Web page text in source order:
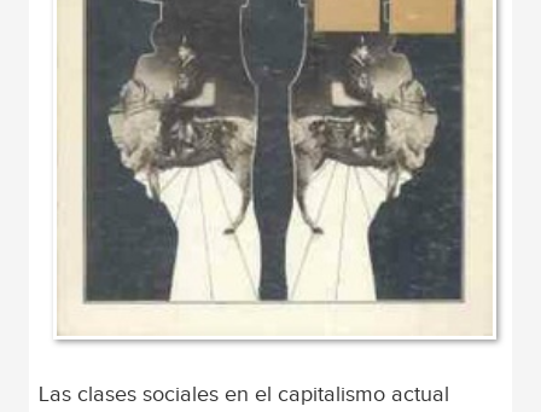
Las clases sociales en el capitalismo actual